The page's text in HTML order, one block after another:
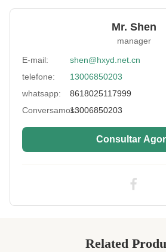
Preto, Creme e Branco
Thickness: 1.0- 7.0 mm ou
Feature:
Resistente a
Poliéster, Elastano,
neoprene laminada
Mr. Shen
manager
E-mail:
shen@hxyd.net.cn
telefone:
13006850203
whatsapp:
8618025117999
Conversamos:13006850203
Consultar
Related